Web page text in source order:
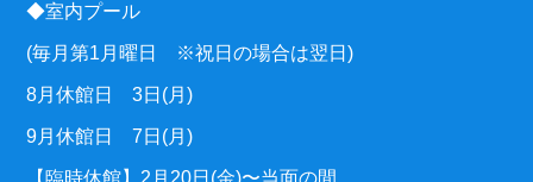
◆室内プール
(毎月第1月曜日 ※祝日の場合は翌日)
8月休館日 3日(月)
9月休館日 7日(月)